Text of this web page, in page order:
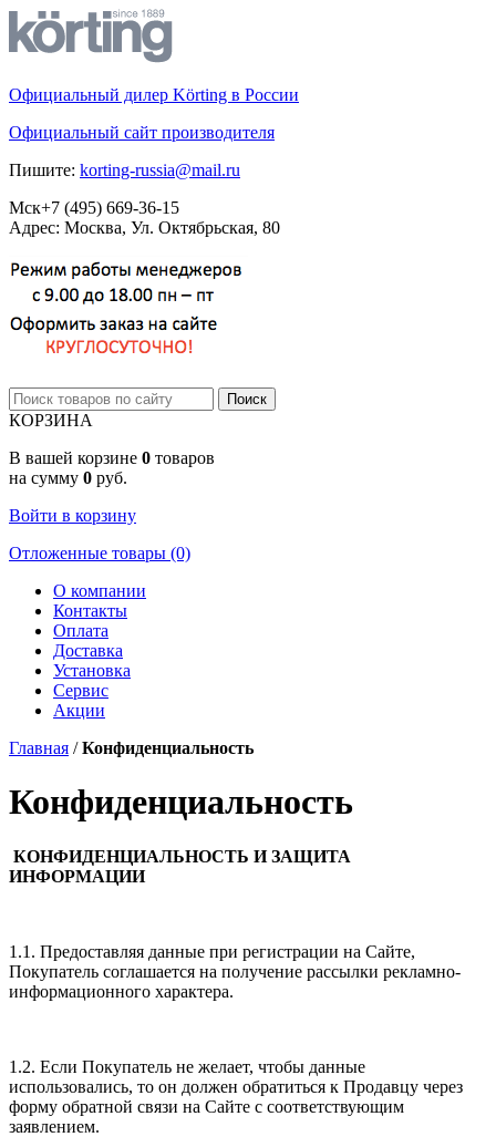
Официальный дилер Körting в России
Официальный сайт производителя
Пишите: korting-russia@mail.ru
Мск+7 (495) 669-36-15
Адрес: Москва, Ул. Октябрьская, 80
КОРЗИНА
В вашей корзине 0 товаров
на сумму 0 руб.
Войти в корзину
Отложенные товары (0)
О компании
Контакты
Оплата
Доставка
Установка
Сервис
Акции
Главная /Конфиденциальность
Конфиденциальность
КОНФИДЕНЦИАЛЬНОСТЬ И ЗАЩИТА
ИНФОРМАЦИИ
1.1. Предоставляя данные при регистрации на Сайте,
Покупатель соглашается на получение рассылки рекламно-
информационного характера.
1.2. Если Покупатель не желает, чтобы данные
использовались, то он должен обратиться к Продавцу через
форму обратной связи на Сайте с соответствующим
заявлением.